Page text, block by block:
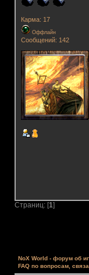
Карма: 17
Оффлайн
Сообщений: 142
Страниц: [1]
NoX World - форум об
FAQ по вопросам,